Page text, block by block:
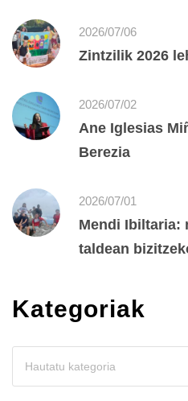
2026/07/06
Zintzilik 2026
2026/07/02
Ane Iglesias
Berezia
2026/07/01
Mendi Ibiltaria:
taldean
Kategoriak